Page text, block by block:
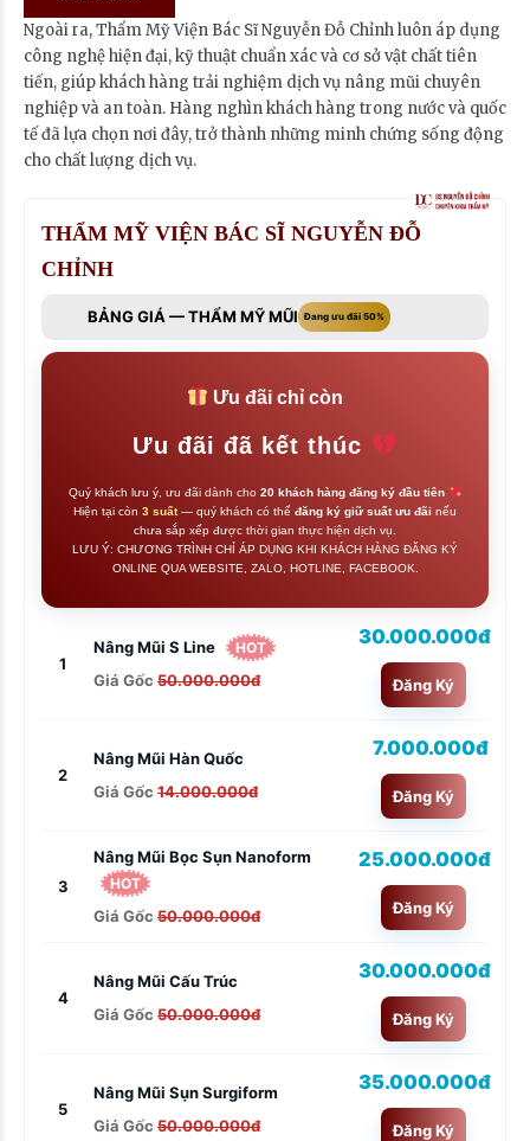
Ngoài ra, Thẩm Mỹ Viện Bác Sĩ Nguyễn Đỗ Chỉnh luôn áp dụng
công nghệ hiện đại, kỹ thuật chuẩn xác và cơ sở vật chất tiên
tiến, giúp khách hàng trải nghiệm dịch vụ nâng mũi chuyên
nghiệp và an toàn. Hàng nghìn khách hàng trong nước và quốc
tế đã lựa chọn nơi đây, trở thành những minh chứng sống động
cho chất lượng dịch vụ.
THẨM MỸ VIỆN BÁC SĨ NGUYỄN ĐỖ
CHỈNH
BẢNG GIÁ — THẨM MỸ MŨI Đang ưu đãi 50%
Ưu đãi chỉ còn
Ưu đãi đã kết thúc
Quý khách lưu ý, ưu đãi dành cho 20 khách hàng đăng ký đầu tiên
Hiện tại còn 3 suất— quý khách có thể đăng ký giữ suất ưu đãi nếu
chưa sắp xếp được thời gian thực hiện dịch vụ.
LƯU Ý: CHƯƠNG TRÌNH CHỈ ÁP DỤNG KHI KHÁCH HÀNG ĐĂNG KÝ
ONLINE QUA WEBSITE, ZALO, HOTLINE, FACEBOOK.
1
Nâng Mũi S Line HOT
Giá Gốc 50.000.000đ
30.000.000đ
Đăng Ký
2
Nâng Mũi Hàn Quốc
Giá Gốc 14.000.000đ
7.000.000đ
Đăng Ký
3
Nâng Mũi Bọc Sụn Nanoform
HOT
Giá Gốc 50.000.000đ
25.000.000đ
Đăng Ký
4
Nâng Mũi Cấu Trúc
Giá Gốc 50.000.000đ
30.000.000đ
Đăng Ký
5
Nâng Mũi Sụn Surgiform
Giá Gốc 50.000.000đ
35.000.000đ
Đăng Ký